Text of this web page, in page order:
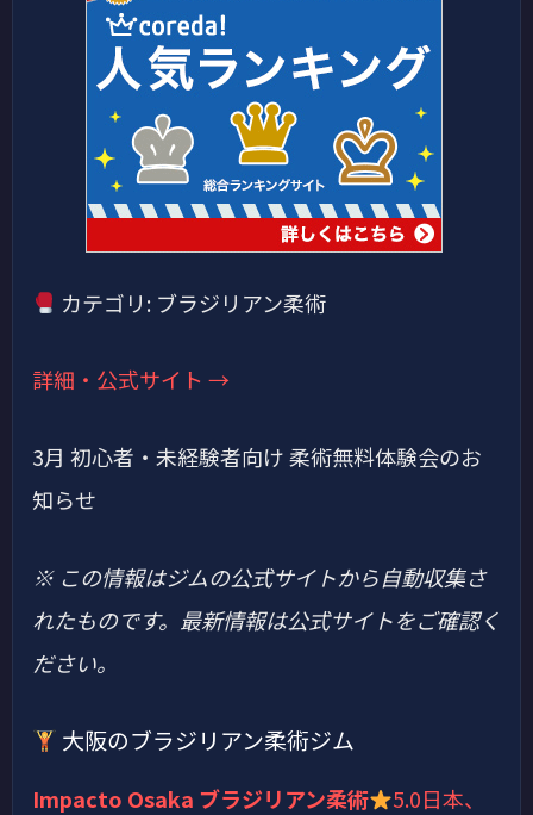
カテゴリ: ブラジリアン柔術
詳細・公式サイト →
3月 初心者・未経験者向け 柔術無料体験会のお
知らせ
※ この情報はジムの公式サイトから自動収集さ
れたものです。最新情報は公式サイトをご確認く
ださい。
大阪のブラジリアン柔術ジム
Impacto Osaka ブラジリアン柔術 5.0日本、